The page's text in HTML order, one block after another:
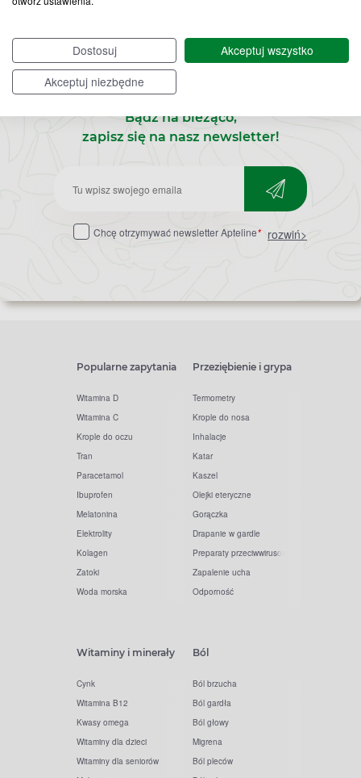
Dostosuj
Akceptuj wszystko
Akceptuj niezbędne
Bądź na bieżąco,
zapisz się na nasz newsletter!
Zapisz
do
Chcę otrzymywać newsletter Apteline* rozwiń>
Popularne zapytania
Witamina D
Witamina C
Krople do oczu
Tran
Paracetamol
Ibuprofen
Melatonina
Elektrolity
Kolagen
Zatoki
Woda morska
Przeziębienie i grypa
Termometry
Krople do nosa
Inhalacje
Katar
Kaszel
Olejki eteryczne
Gorączka
Drapanie w gardle
Preparaty przeciwwirusowe
Zapalenie ucha
Odporność
Witaminy i minerały
Cynk
Witamina B12
Kwasy omega
Witaminy dla dzieci
Witaminy dla seniorów
Ból
Ból brzucha
Ból gardła
Ból głowy
Migrena
Ból pleców